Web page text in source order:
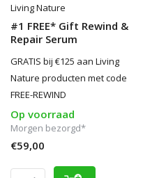
Living Nature
#1 FREE* Gift Rewind &
Repair Serum
GRATIS bij €125 aan Living
Nature producten met code
FREE-REWIND
Op voorraad
Morgen bezorgd*
€59,00